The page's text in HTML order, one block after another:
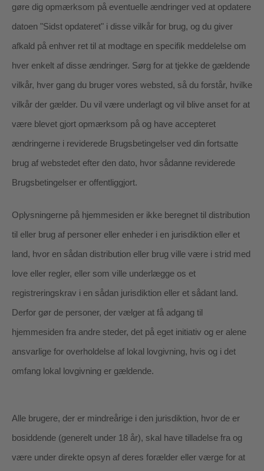
gøre dig opmærksom på eventuelle ændringer ved at opdatere
datoen "Sidst opdateret" i disse vilkår for brug, og du giver
afkald på enhver ret til at modtage en specifik meddelelse om
hver enkelt af disse ændringer. Sørg for at tjekke de gældende
vilkår, hver gang du bruger vores websted, så du forstår, hvilke
vilkår der gælder. Du vil være underlagt og vil blive anset for at
være blevet gjort opmærksom på og have accepteret
ændringerne i reviderede Brugsbetingelser ved din fortsatte
brug af webstedet efter den dato, hvor sådanne reviderede
Brugsbetingelser er offentliggjort.
Oplysningerne på hjemmesiden er ikke beregnet til distribution
til eller brug af personer eller enheder i en jurisdiktion eller et
land, hvor en sådan distribution eller brug ville være i strid med
love eller regler, eller som ville underlægge os et
registreringskrav i en sådan jurisdiktion eller et sådant land.
Derfor gør de personer, der vælger at få adgang til
hjemmesiden fra andre steder, det på eget initiativ og er alene
ansvarlige for overholdelse af lokal lovgivning, hvis og i det
omfang lokal lovgivning er gældende.
Alle brugere, der er mindreårige i den jurisdiktion, hvor de er
bosiddende (generelt under 18 år), skal have tilladelse fra og
være under direkte opsyn af deres forælder eller værge for at